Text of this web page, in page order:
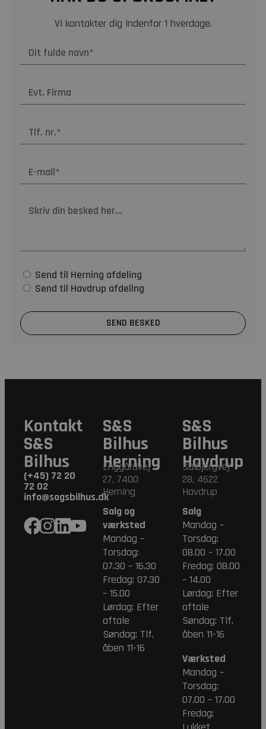
Vi kontakter dig indenfor 1 hverdage.
Send til Herning afdeling
Send til Havdrup afdeling
SEND BESKED
Kontakt
S&S
Bilhus
(+45) 72 20
72 02
info@sogsbilhus.dk
S&S
Bilhus
Herning
Enggårdvej
27, 7400
Herning
Salg og
værksted
Mandag –
Torsdag:
07.30 – 16.30
Fredag: 07.30
– 15.00
Lørdag: Efter
aftale
Søndag: Tlf.
åben 11-16
S&S
Bilhus
Havdrup
Salbjergvej
28, 4622
Havdrup
Salg
Mandag –
Torsdag:
08.00 – 17.00
Fredag: 08.00
– 14.00
Lørdag: Efter
aftale
Søndag: Tlf.
åben 11-16
Værksted
Mandag –
Torsdag:
07.00 – 17.00
Fredag: